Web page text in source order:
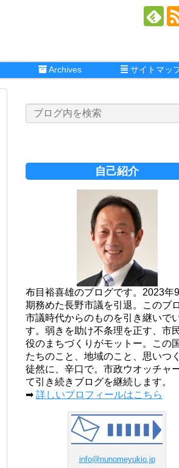
Archives サイトマッ
自己紹介
布目裕喜雄のブログです。2023年
期務めた長野市議を引退。このブ
市議時代からのものを引き継いで
す。弱きを助け不条理を正す、市
役のまちづくりがモットー。この
たちのこと、地域のこと、思いつ
徒然に、辛口で。市政ウオッチャ
て引き続きブログを継続します。
➡ 詳しいプロフィールはこちら
info@nunomeyukio.jp